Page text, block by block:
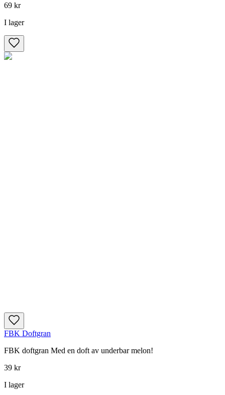
69 kr
I lager
FBK Doftgran
FBK doftgran Med en doft av underbar melon!
39 kr
I lager